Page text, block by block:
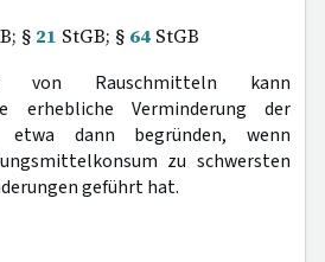
§ 21 StGB; § 64 StGB
von Rauschmitteln kann
erhebliche Verminderung der
etwa dann begründen, wenn
zu schwersten
geführt hat.